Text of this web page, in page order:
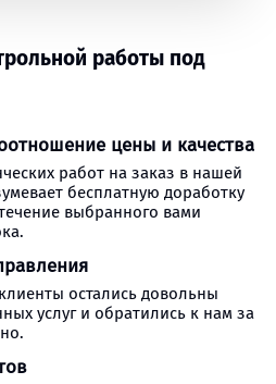
работы под
цены и качества
работ на заказ в нашей
бесплатную доработку
выбранного вами
остались довольны
услуг и обратились к нам за